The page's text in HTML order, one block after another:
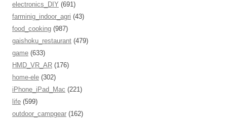
electronics_DIY (691)
farminig_indoor_agri (43)
food_cooking (987)
gaishoku_restaurant (479)
game (633)
HMD_VR_AR (176)
home-ele (302)
iPhone_iPad_Mac (221)
life (599)
outdoor_campgear (162)